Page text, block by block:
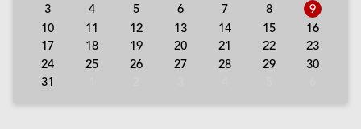
3
4 5 6 7 8
9
10
11 12 13 14 15
16
17
18 19 20 21 22
23
24
25 26 27 28 29
30
31